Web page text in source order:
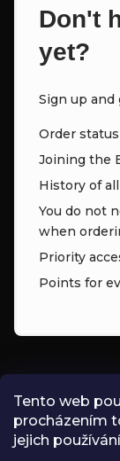
Tento web
procházením
jejich
Don't
yet?
Sign up
Order
Joining the
History of
You do not
when
Priority
Points for
INFO@